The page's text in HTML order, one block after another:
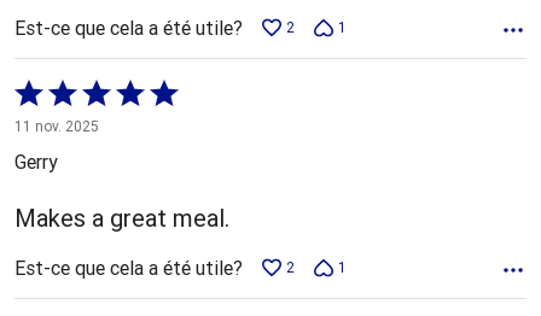
Est-ce que cela a été utile? 2 1
Coté
5 sur
5
11 nov. 2025
Gerry
Makes a great meal.
Est-ce que cela a été utile? 2 1